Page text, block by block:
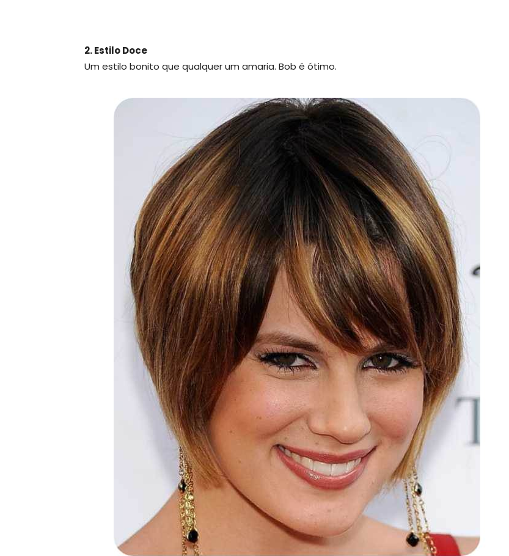
2. Estilo Doce
Um estilo bonito que qualquer um amaria. Bob é ótimo.